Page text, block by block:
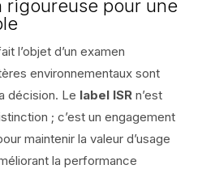
rigoureuse pour une
l’objet d’un examen
environnementaux sont
décision. Le label ISRn’est
; c’est un engagement
maintenir la valeur d’usage
la performance